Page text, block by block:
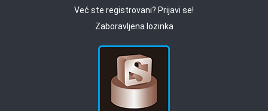
Već ste registrovani? Prijavi se!
Zaboravljena lozinka